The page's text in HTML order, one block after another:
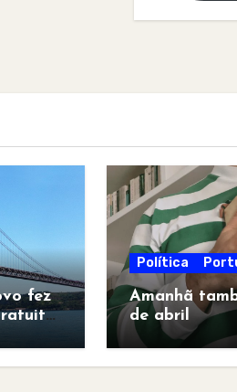
fez
Política
Amanhã
de abril